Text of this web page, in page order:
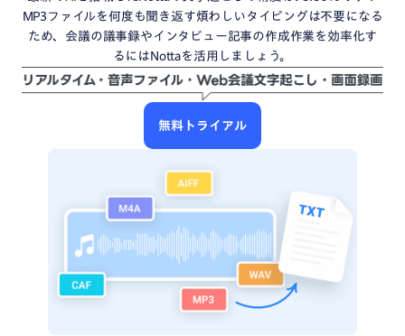
MP3ファイルを何度も聞き返す煩わしいタイピングは不要になる
ため、会議の議事録やインタビュー記事の作成作業を効率化す
るにはNottaを活用しましょう。
無料トライアル